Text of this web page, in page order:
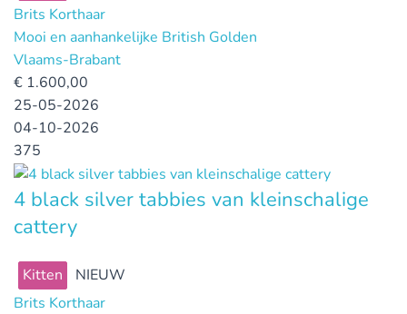
Brits Korthaar
Mooi en aanhankelijke British Golden
Vlaams-Brabant
€ 1.600,00
25-05-2026
04-10-2026
375
4 black silver tabbies van kleinschalige
cattery
Kitten
NIEUW
Brits Korthaar